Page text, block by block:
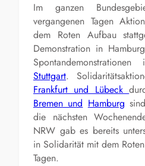
Im ganzen
vergangenen Tagen
dem Roten Aufbau
Demonstration in
Stuttgart.
Frankfurt und Lübeck
Bremen und Hamburg
die nächsten
NRW gab es bereits
in Solidarität mit dem
Tagen.